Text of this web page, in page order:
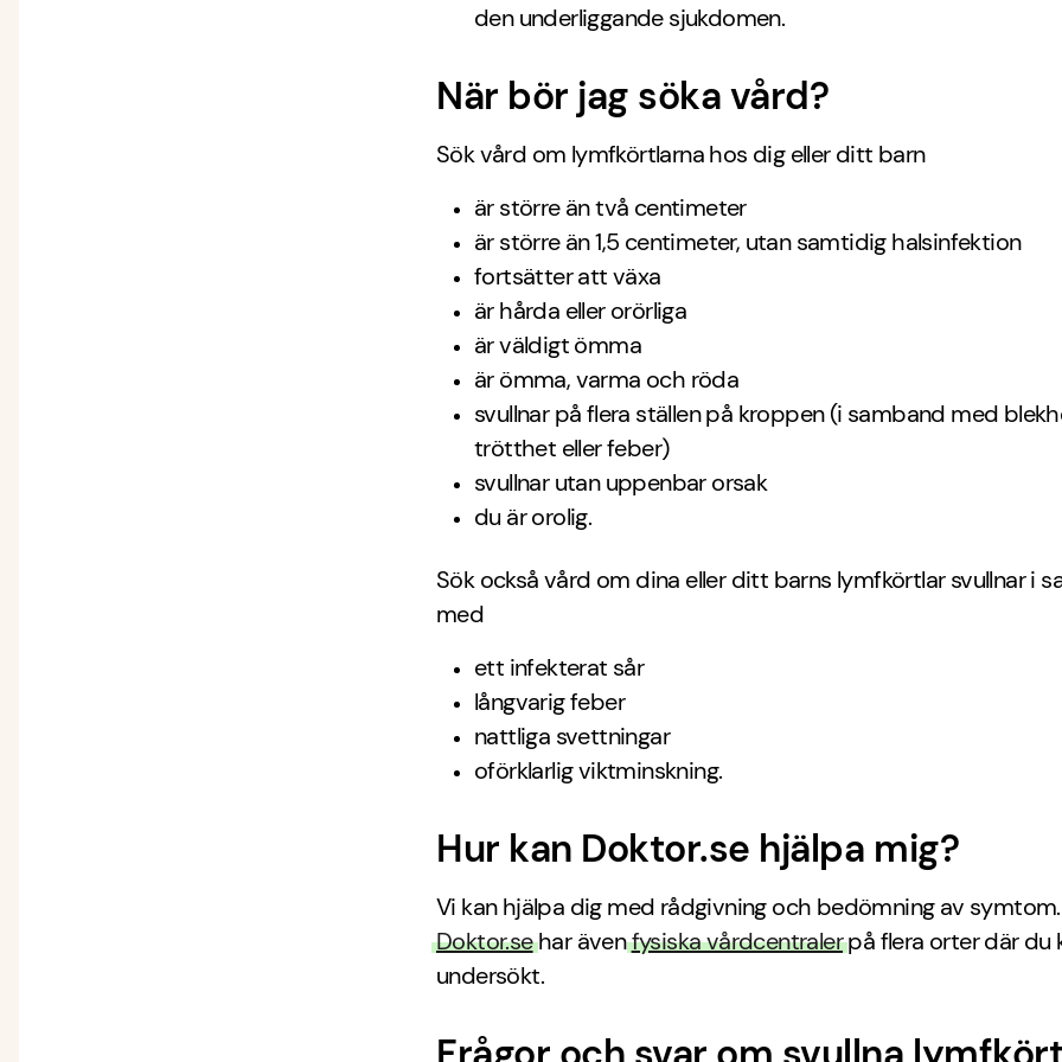
den underliggande sjukdomen.
När bör jag söka vård?
Sök vård om lymfkörtlarna hos dig eller ditt barn
är större än två centimeter
är större än 1,5 centimeter, utan samtidig halsinfektion
fortsätter att växa
är hårda eller orörliga
är väldigt ömma
är ömma, varma och röda
svullnar på flera ställen på kroppen (i samband med
trötthet eller feber)
svullnar utan uppenbar orsak
du är orolig.
Sök också vård om dina eller ditt barns lymfkörtlar svullnar i
med
ett infekterat sår
långvarig feber
nattliga svettningar
oförklarlig viktminskning.
Hur kan Doktor.se hjälpa mig?
Vi kan hjälpa dig med rådgivning och bedömning av symtom.
Doktor.sehar ävenfysiska vårdcentralerpå flera orter där du
undersökt.